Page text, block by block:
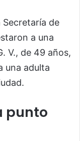
Secretaría de
a una
V., de 49 años,
una adulta
punto